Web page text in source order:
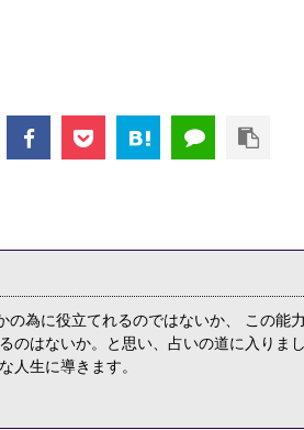
の為に役立てれるのではないか、 この能
のはないか。と思い、占いの道に入りま
人生に導きます。